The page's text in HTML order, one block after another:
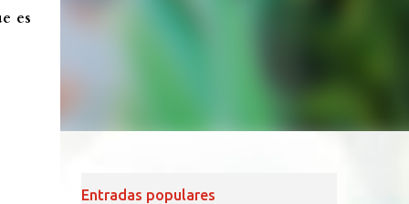
es
Entradas populares